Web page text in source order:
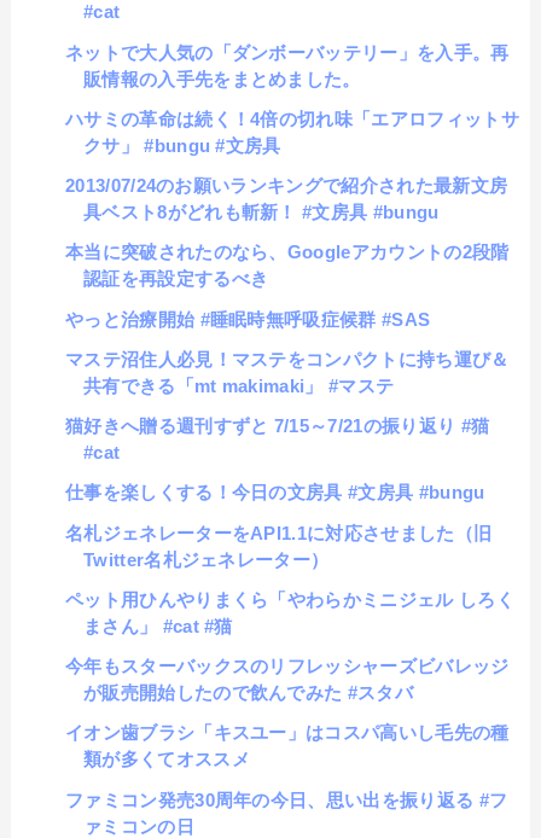
#cat
ネットで大人気の「ダンボーバッテリー」を入手。再
販情報の入手先をまとめました。
ハサミの革命は続く！4倍の切れ味「エアロフィットサ
クサ」 #bungu #文房具
2013/07/24のお願いランキングで紹介された最新文房
具ベスト8がどれも斬新！ #文房具 #bungu
本当に突破されたのなら、Googleアカウントの2段階
認証を再設定するべき
やっと治療開始 #睡眠時無呼吸症候群 #SAS
マステ沼住人必見！マステをコンパクトに持ち運び＆
共有できる「mt makimaki」 #マステ
猫好きへ贈る週刊すずと 7/15～7/21の振り返り #猫
#cat
仕事を楽しくする！今日の文房具 #文房具 #bungu
名札ジェネレーターをAPI1.1に対応させました（旧
Twitter名札ジェネレーター）
ペット用ひんやりまくら「やわらかミニジェル しろく
まさん」 #cat #猫
今年もスターバックスのリフレッシャーズビバレッジ
が販売開始したので飲んでみた #スタバ
イオン歯ブラシ「キスユー」はコスパ高いし毛先の種
類が多くてオススメ
ファミコン発売30周年の今日、思い出を振り返る #フ
ァミコンの日